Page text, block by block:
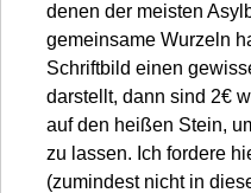
denen der meisten
gemeinsame Wurzeln
Schriftbild einen
darstellt, dann sind 2€
auf den heißen Stein,
zu lassen. Ich fordere
(zumindest nicht in